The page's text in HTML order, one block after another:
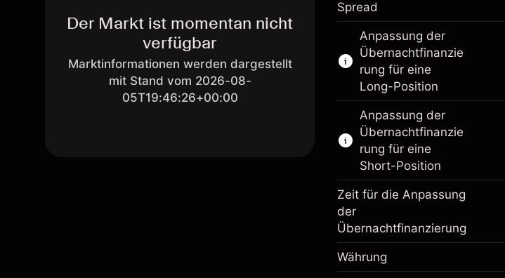
Der Markt ist momentan nicht
verfügbar
Marktinformationen werden dargestellt
mit Stand vom 2026-08-
05T19:46:26+00:00
Dieses Finanzinstrument
über CFDs und Knock-
Erfahren Sie mehr über:
CFDs
Knock-outs
Spread
Anpassung der
Übernachtfinanzie
rung für eine
Long-Position
Margin. Ihre Investition
Anpassung der
Übernachtfinanzierung
Anpassung der
Übernachtfinanzie
rung für eine
Short-Position
Zeit für die Anpassung
der
Übernachtfinanzierung
Währung